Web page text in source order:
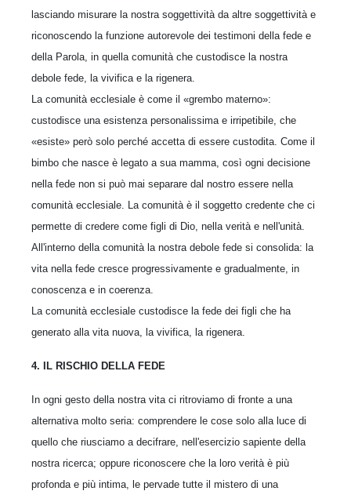
lasciando misurare la nostra soggettività da altre soggettività e
riconoscendo la funzione autorevole dei testimoni della fede e
della Parola, in quella comunità che custodisce la nostra
debole fede, la vivifica e la rigenera.
La comunità ecclesiale è come il «grembo materno»:
custodisce una esistenza personalissima e irripetibile, che
«esiste» però solo perché accetta di essere custodita. Come il
bimbo che nasce è legato a sua mamma, così ogni decisione
nella fede non si può mai separare dal nostro essere nella
comunità ecclesiale. La comunità è il soggetto credente che ci
permette di credere come figli di Dio, nella verità e nell'unità.
All'interno della comunità la nostra debole fede si consolida: la
vita nella fede cresce progressivamente e gradualmente, in
conoscenza e in coerenza.
La comunità ecclesiale custodisce la fede dei figli che ha
generato alla vita nuova, la vivifica, la rigenera.
4. IL RISCHIO DELLA FEDE
In ogni gesto della nostra vita ci ritroviamo di fronte a una
alternativa molto seria: comprendere le cose solo alla luce di
quello che riusciamo a decifrare, nell'esercizio sapiente della
nostra ricerca; oppure riconoscere che la loro verità è più
profonda e più intima, le pervade tutte il mistero di una